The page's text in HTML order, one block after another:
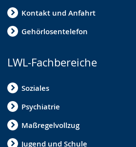
Kontakt und Anfahrt
Gehörlosentelefon
LWL-Fachbereiche
Soziales
Psychiatrie
Maßregelvollzug
Jugend und Schule